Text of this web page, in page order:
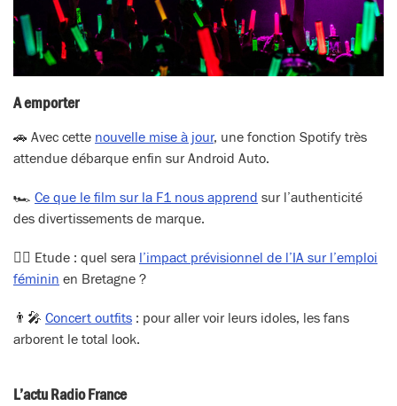
A emporter
🚗 Avec cette nouvelle mise à jour, une fonction Spotify très
attendue débarque enfin sur Android Auto.
🏎️ Ce que le film sur la F1 nous apprend sur l’authenticité
des divertissements de marque.
🕵️‍♀️ Etude : quel sera l’impact prévisionnel de l’IA sur l’emploi
féminin en Bretagne ?
👨‍🎤 Concert outfits : pour aller voir leurs idoles, les fans
arborent le total look.
L’actu Radio France